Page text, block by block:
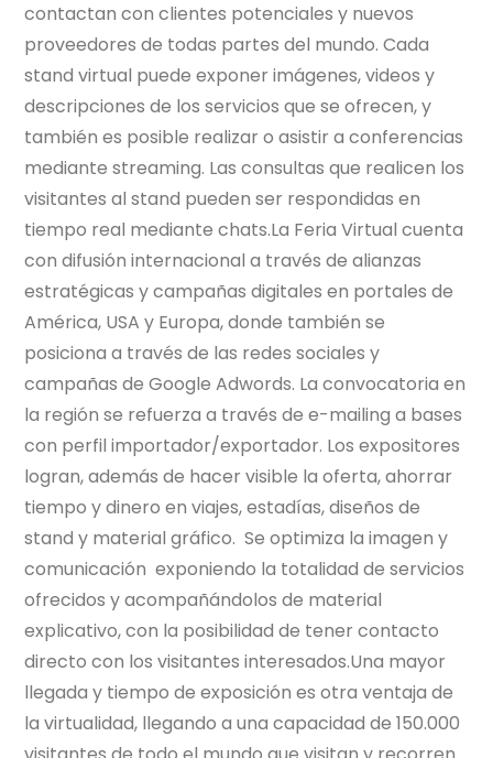
contactan con clientes potenciales y nuevos
proveedores de todas partes del mundo. Cada
stand virtual puede exponer imágenes, videos y
descripciones de los servicios que se ofrecen, y
también es posible realizar o asistir a conferencias
mediante streaming. Las consultas que realicen los
visitantes al stand pueden ser respondidas en
tiempo real mediante chats.La Feria Virtual cuenta
con difusión internacional a través de alianzas
estratégicas y campañas digitales en portales de
América, USA y Europa, donde también se
posiciona a través de las redes sociales y
campañas de Google Adwords. La convocatoria en
la región se refuerza a través de e-mailing a bases
con perfil importador/exportador. Los expositores
logran, además de hacer visible la oferta, ahorrar
tiempo y dinero en viajes, estadías, diseños de
stand y material gráfico. Se optimiza la imagen y
comunicación exponiendo la totalidad de servicios
ofrecidos y acompañándolos de material
explicativo, con la posibilidad de tener contacto
directo con los visitantes interesados.Una mayor
llegada y tiempo de exposición es otra ventaja de
la virtualidad, llegando a una capacidad de 150.000